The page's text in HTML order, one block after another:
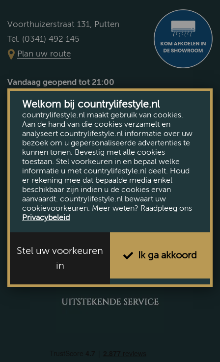
Voorthuizerstraat 131, Putten
Tel. (0341) 492 145
Plan uw route
Vandaag geopend tot 21:00
Welkom bij countrylifestyle.nl
countrylifestyle.nl maakt gebruik van cookies.
Aan de hand van die cookies verzamelt en
analyseert countrylifestyle.nl informatie over uw
bezoek om u gepersonaliseerde advertenties te
kunnen tonen. Bevestig met alle cookies
toestaan. Stel voorkeuren in en bepaal welke
informatie u met countrylifestyle.nl deelt. Houd
er rekening mee dat bepaalde media enkel
beschikbaar zijn indien u de cookies ervan
aanvaardt. countrylifestyle.nl bewaart uw
cookievoorkeuren. Meer weten? Raadpleeg ons
Privacybeleid
Stel uw voorkeuren
in
Ik ga akkoord